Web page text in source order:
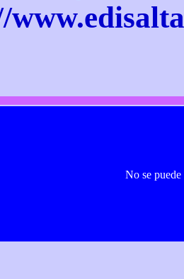
No se